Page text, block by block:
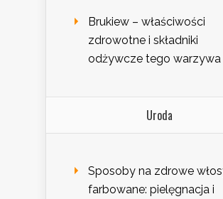
Brukiew – właściwości
zdrowotne i składniki
odżywcze tego warzywa
Uroda
Sposoby na zdrowe
farbowane: pielęgnacja i